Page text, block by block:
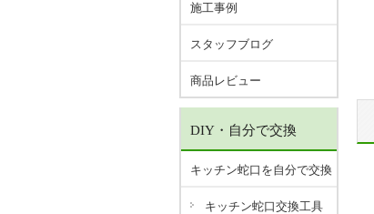
施工事例
スタッフブログ
商品レビュー
DIY・自分で交換
キッチン蛇口を自分で交換
キッチン蛇口交換工具